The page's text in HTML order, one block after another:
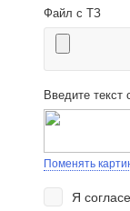
Файл с ТЗ
Введите текст
Поменять
Я